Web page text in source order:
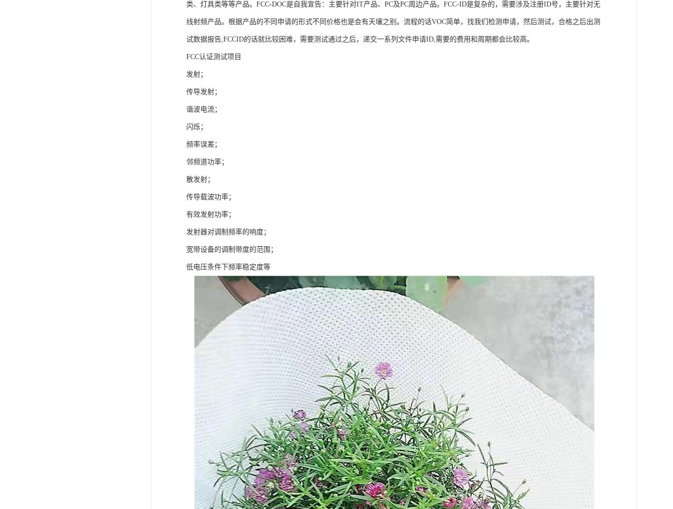
类、灯具类等等产品。FCC-DOC是自我宣告：主要针对IT产品、PC及PC周边产品。FCC-ID是复杂的，需要涉及注册ID号，主要针对无
线射频产品。根据产品的不同申请的形式不同价格也是会有天壤之别。流程的话VOC简单，找我们检测申请，然后测试，合格之后出测
试数据报告,FCCID的话就比较困难，需要测试通过之后，递交一系列文件申请ID,需要的费用和周期都会比较高。
FCC认证测试项目
发射；
传导发射；
谐波电流；
闪烁；
频率误差；
邻频道功率；
散发射；
传导载波功率；
有效发射功率；
发射器对调制频率的响度；
宽带设备的调制带度的范围；
低电压条件下频率稳定度等